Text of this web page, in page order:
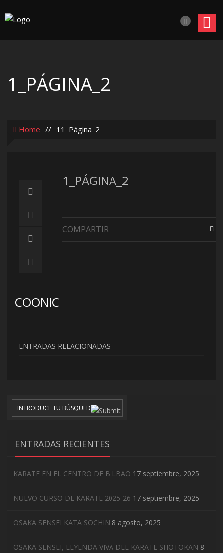
1_PÁGINA_2
Home // 11_Página_2
1_PÁGINA_2
COMPARTIR
COONIC
ENTRADAS RELACIONADAS
ENTRADAS RECIENTES
KARATE EN EL CENTRO DE BILBAO 17 septiembre, 2025
NUEVO CURSO DE KARATE 2025-26 17 septiembre, 2025
OSAKA SENSEI KATA SOCHIN 8 agosto, 2025
OSAKA SENSEI, LEYENDA VIVA DEL KARATE SHOTOKAN 8